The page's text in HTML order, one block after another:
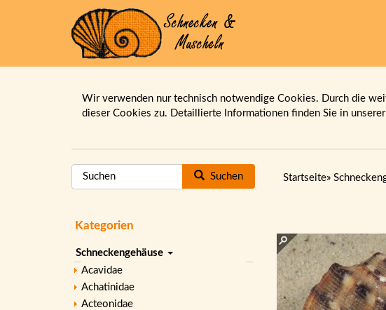
Wir verwenden nur technisch notwendige Cookies. Durch die
dieser Cookies zu. Detaillierte Informationen finden Sie in unserer
Suchen
Kategorien
Schneckengehäuse
Acavidae
Achatinidae
Acteonidae
Startseite»